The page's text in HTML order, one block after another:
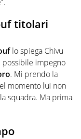
titolari
lo spiega Chivu
possibile impegno
. Mi prendo la
momento lui non
squadra. Ma prima